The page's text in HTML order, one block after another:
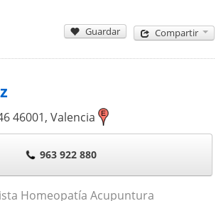
Guardar Compartir
46001, Valencia
963 922 880
Homeopatía Acupuntura